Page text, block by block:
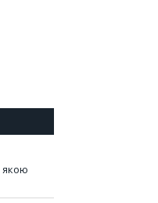
якою